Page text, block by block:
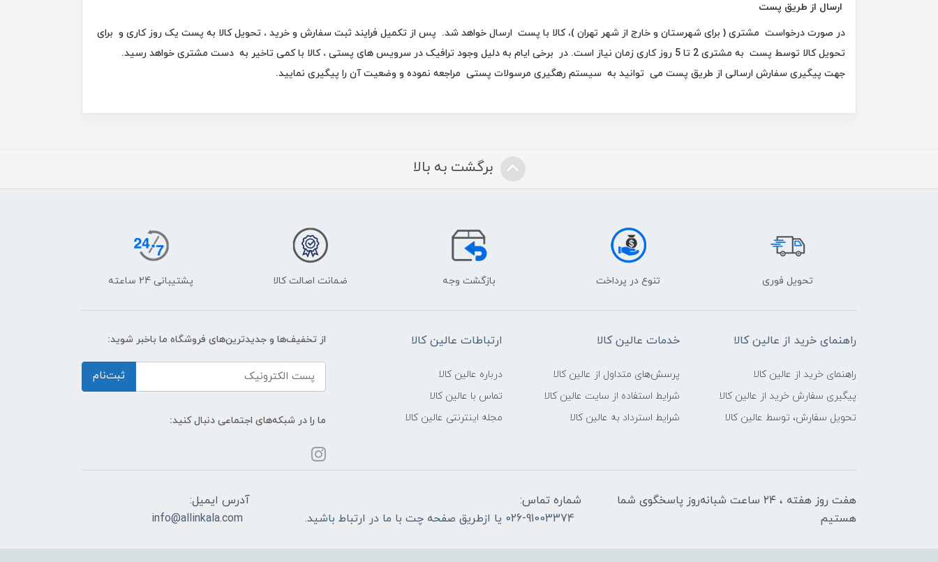
ارسال از طریق پست
در صورت درخواست مشتری ( برای شهرستان و خارج از شهر تهران )، کالا با پست ارسال خواهد شد. پس از تکمیل فرایند ثبت سفارش و خرید ، تحویل کالا به پست یک روز کاری و برای
تحویل کالا توسط پست به مشتری 2 تا 5 روز کاری زمان نیاز است. در برخی ایام به دلیل وجود ترافیک در سرویس های پستی ، کالا با کمی تاخیر به دست مشتری خواهد رسید.
جهت پیگیری سفارش ارسالی از طریق پست می توانید به سیستم رهگیری مرسولات پستی مراجعه نموده و وضعیت آن را پیگیری نمایید.
برگشت به بالا
تحویل فوری تنوع در پرداخت بازگشت وجه ضمانت اصالت کالا پشتیبانی 24 ساعته
راهنمای خرید از عالین کالا
راهنمای خرید از عالین کالا
پیگیری سفارش خرید از عالین کالا
تحویل سفارش، توسط عالین کالا
خدمات عالین کالا
پرسش‌های متداول از عالین کالا
شرایط استفاده از سایت عالین کالا
شرایط استرداد به عالین کالا
ارتباطات عالین کالا
درباره عالین کالا
تماس با عالین کالا
مجله اینترنتی عالین کالا
از تخفیف‌ها و جدیدترین‌های فروشگاه ما باخبر شوید:
ثبت‌نام
ما را در شبکه‌های اجتماعی دنبال کنید:
هفت روز هفته ، ۲۴ ساعت شبانه‌روز پاسخگوی شما
هستیم
شماره تماس:
026-91003374 یا ازطریق صفحه چت با ما در ارتباط باشید.
آدرس ایمیل:
info@allinkala.com